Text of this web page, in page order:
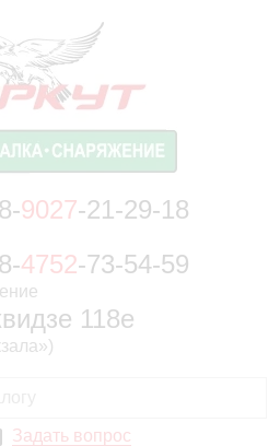
8-9027-21-29-18
8-4752-73-54-59
118е
Задать вопрос